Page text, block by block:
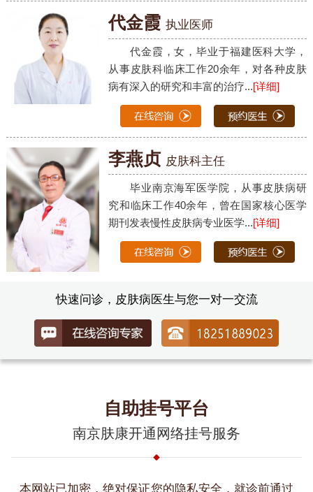
代金霞 执业医师
代金霞，女，毕业于福建医科大学，
从事皮肤科临床工作20余年，对各种皮肤
病有深入的研究和丰富的治疗...[详细]
李燕贞 皮肤科主任
毕业南京海军医学院，从事皮肤病研
究和临床工作40余年，曾在国家核心医学
期刊发表慢性皮肤病专业医学...[详细]
快速问诊，皮肤病医生与您一对一交流
自助挂号平台
南京肤康开通网络挂号服务
本网站已加密，绝对保证您的隐私安全，就诊前通过